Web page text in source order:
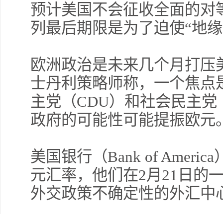
预计美国不会征收全面的
列最后期限是为了迫使“地
欧洲政治是未来几个月打
士丹利策略师称，一个焦
主党（CDU）和社会民主党
政府的可能性可能提振欧元
美国银行（Bank of
元汇率，他们在2月21日的
外交政策不确定性的外汇中